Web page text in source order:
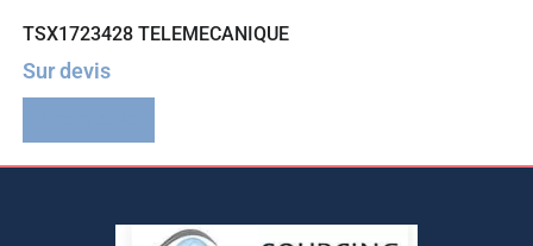
TSX1723428 TELEMECANIQUE
Sur devis